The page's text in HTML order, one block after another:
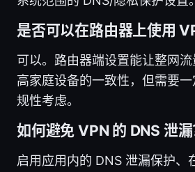
是否可以在路由器上使用
可以。路由器端设置能让整网
高家庭设备的一致性，但需要
规性考虑。
如何避免 VPN 的 DNS 泄漏
启用应用内的 DNS 泄漏保护、